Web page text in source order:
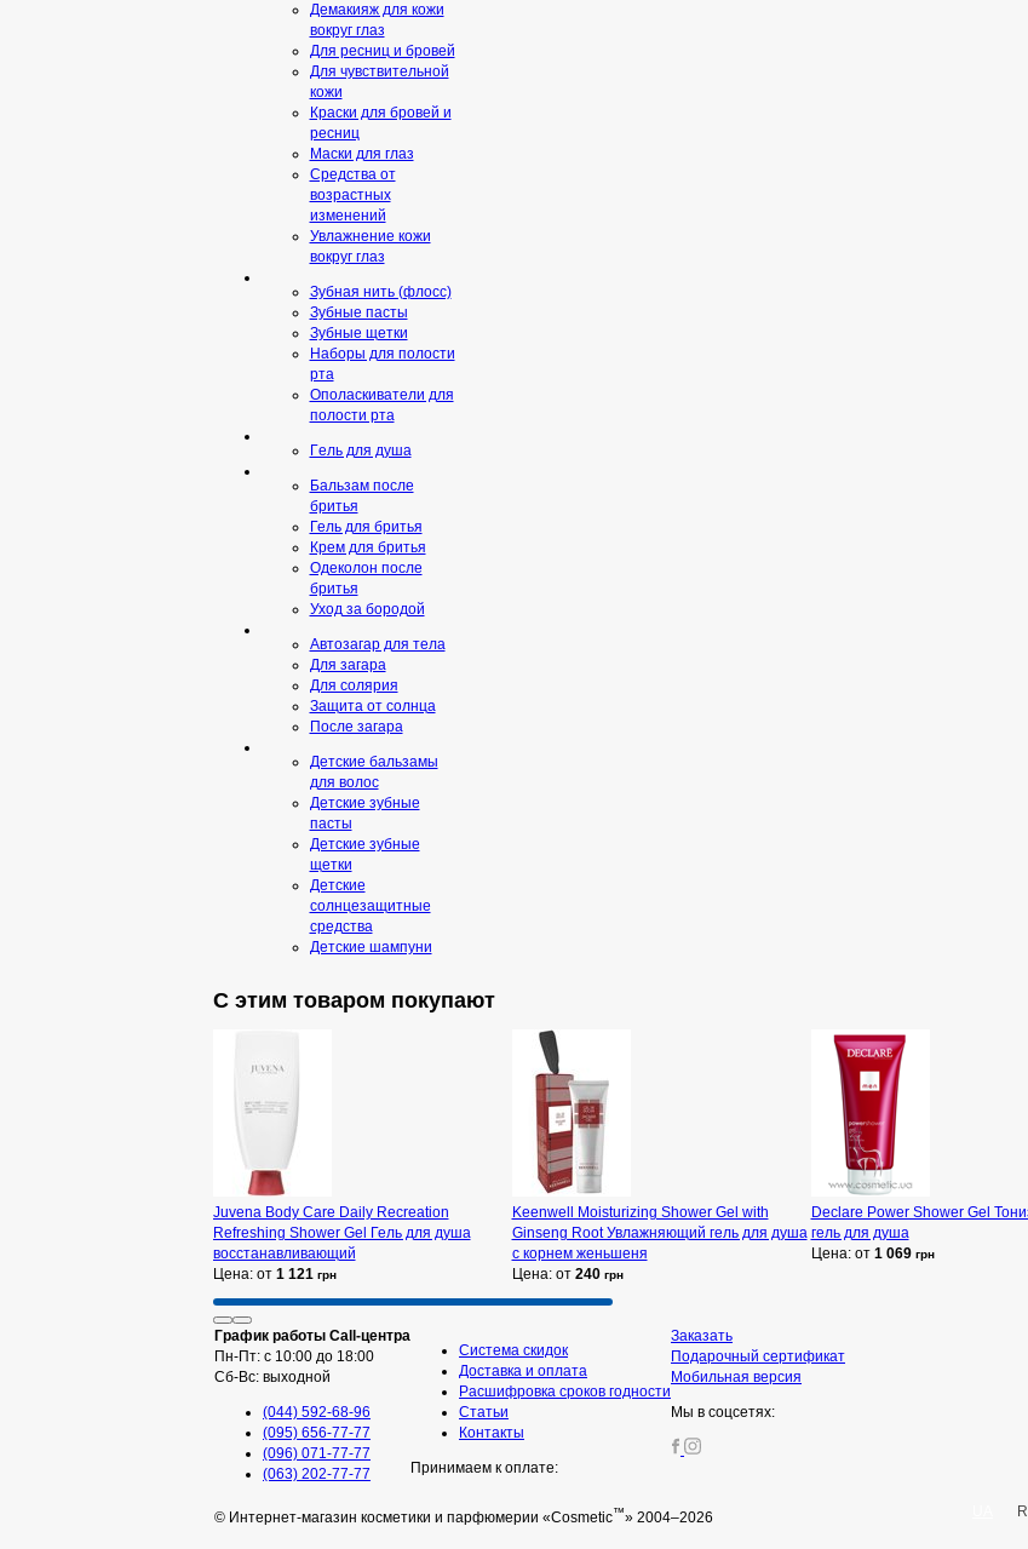
Демакияж для кожи
вокруг глаз
Для ресниц и бровей
Для чувствительной
кожи
Краски для бровей и
ресниц
Маски для глаз
Средства от
возрастных
изменений
Увлажнение кожи
вокруг глаз
Зубная нить (флосс)
Зубные пасты
Зубные щетки
Наборы для полости
рта
Ополаскиватели для
полости рта
Гeль для душа
Бальзам после
бритья
Гель для бритья
Крем для бритья
Одеколон после
бритья
Уход за бородой
Автозагар для тела
Для загара
Для солярия
Защита от солнца
После загара
Детские бальзамы
для волос
Детские зубные
пасты
Детские зубные
щетки
Детские
солнцезащитные
средства
Детские шампуни
С этим товаром покупают
Juvena Body Care Daily Recreation
Refreshing Shower Gel Гель для душа
восстанавливающий
Цена: от 1 121 грн
Keenwell Moisturizing Shower Gel with
Ginseng Root Увлажняющий гель для душа
с корнем женьшеня
Цена: от 240 грн
Declare Power Shower Gel
гель для душа
Цена: от 1 069 грн
График работы Call-центра
Пн-Пт: с 10:00 до 18:00
Сб-Вс: выходной
(044) 592-68-96
(095) 656-77-77
(096) 071-77-77
(063) 202-77-77
Система скидок
Доставка и оплата
Расшифровка сроков годности
Статьи
Контакты
Принимаем к оплате:
Заказать
Подарочный сертификат
Мобильная версия
Мы в соцсетях:
© Интернет-магазин косметики и парфюмерии «Cosmetic™» 2004–2026